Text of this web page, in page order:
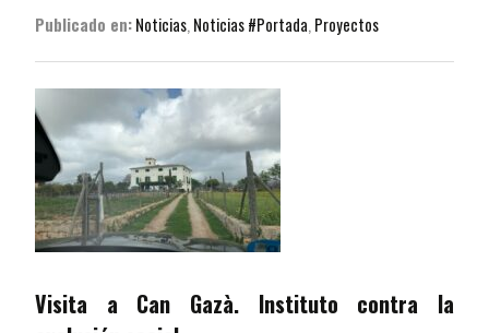
Publicado en:Noticias, Noticias #Portada, Proyectos
Visita a Can Gazà. Instituto contra la